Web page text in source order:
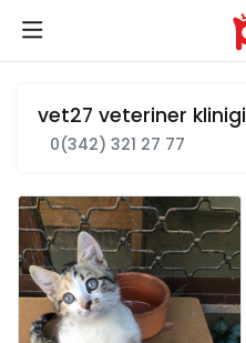
vet27 veteriner klinigi
0(342) 321 27 77